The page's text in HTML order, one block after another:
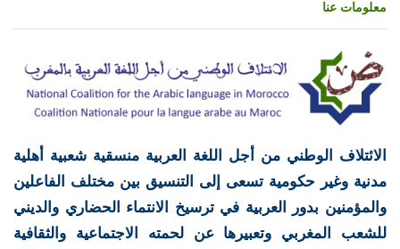
معلومات عنا
الائتلاف الوطني من أجل اللغة العربية منسقية شعبية أهلية
مدنية وغير حكومية تسعى إلى التنسيق بين مختلف الفاعلين
والمؤمنين بدور العربية في ترسيخ الانتماء الحضاري والديني
للشعب المغربي وتعبيرها عن لحمته الاجتماعية والثقافية